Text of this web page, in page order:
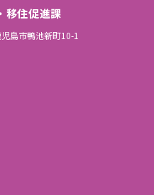
移住促進課
島市鴨池新町10-1